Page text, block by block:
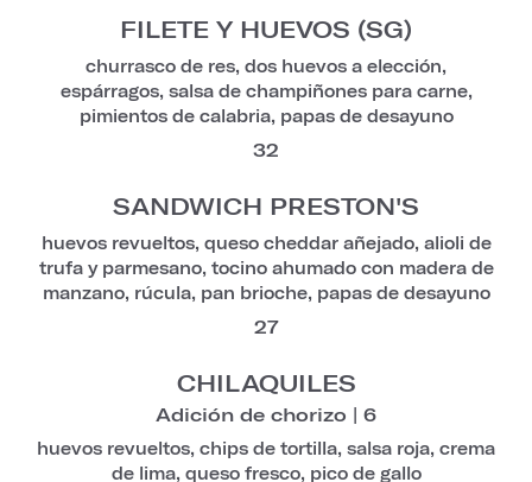
FILETE Y HUEVOS (SG)
churrasco de res, dos huevos a elección,
espárragos, salsa de champiñones para carne,
pimientos de calabria, papas de desayuno
32
SANDWICH PRESTON'S
huevos revueltos, queso cheddar añejado, alioli de
trufa y parmesano, tocino ahumado con madera de
manzano, rúcula, pan brioche, papas de desayuno
27
CHILAQUILES
Adición de chorizo | 6
huevos revueltos, chips de tortilla, salsa roja, crema
de lima, queso fresco, pico de gallo